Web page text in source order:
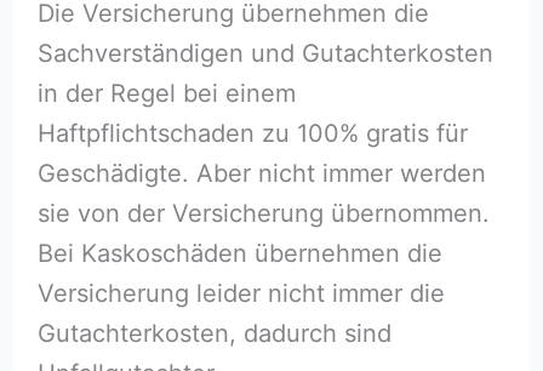
Die Versicherung übernehmen die
Sachverständigen und Gutachterkosten
in der Regel bei einem
Haftpflichtschaden zu 100% gratis für
Geschädigte. Aber nicht immer werden
sie von der Versicherung übernommen.
Bei Kaskoschäden übernehmen die
Versicherung leider nicht immer die
Gutachterkosten, dadurch sind